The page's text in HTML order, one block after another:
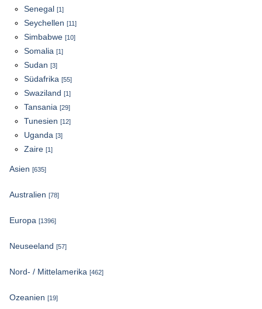
Senegal [1]
Seychellen [11]
Simbabwe [10]
Somalia [1]
Sudan [3]
Südafrika [55]
Swaziland [1]
Tansania [29]
Tunesien [12]
Uganda [3]
Zaire [1]
Asien [635]
Australien [78]
Europa [1396]
Neuseeland [57]
Nord- / Mittelamerika [462]
Ozeanien [19]